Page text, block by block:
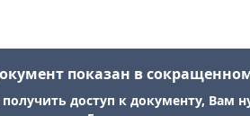
показан в
доступ к документу, Вам